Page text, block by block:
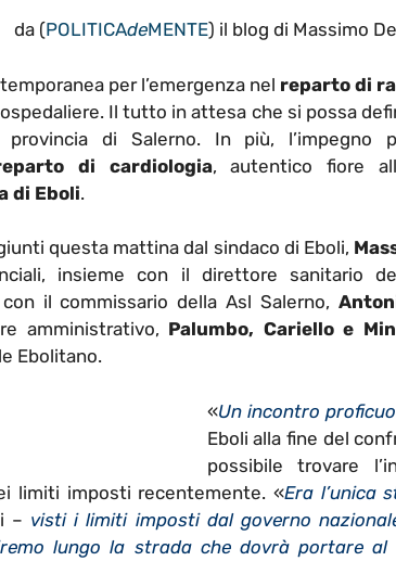
da (POLITICAdeMENTE) il blog di Massimo
per l’emergenza nel reparto di
Il tutto in attesa che si possa
provincia di Salerno. In più, l’impegno
di cardiologia, autentico fiore
di Eboli.
questa mattina dal sindaco di Eboli,
insieme con il direttore sanitario
il commissario della Asl Salerno,
amministrativo, Palumbo, Cariello e
Ebolitano.
«Un incontro proficuo
Eboli alla fine del
possibile trovare
limiti imposti recentemente. «Era l’unica
– visti i limiti imposti dal governo
lungo la strada che dovrà portare al